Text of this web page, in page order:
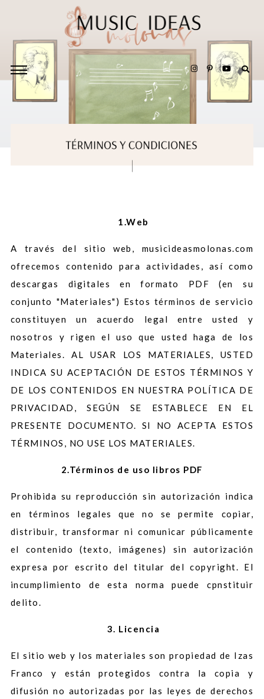
1.Web
A través del sitio web, musicideasmolonas.com
ofrecemos contenido para actividades, así como
descargas digitales en formato PDF (en su
conjunto "Materiales") Estos términos de servicio
constituyen un acuerdo legal entre usted y
nosotros y rigen el uso que usted haga de los
Materiales. AL USAR LOS MATERIALES, USTED
INDICA SU ACEPTACIÓN DE ESTOS TÉRMINOS Y
DE LOS CONTENIDOS EN NUESTRA POLÍTICA DE
PRIVACIDAD, SEGÚN SE ESTABLECE EN EL
PRESENTE DOCUMENTO. SI NO ACEPTA ESTOS
TÉRMINOS, NO USE LOS MATERIALES.
2.Términos de uso libros PDF
Prohibida su reproducción sin autorización indica
en términos legales que no se permite copiar,
distribuir, transformar ni comunicar públicamente
el contenido (texto, imágenes) sin autorización
expresa por escrito del titular del copyright. El
incumplimiento de esta norma puede cpnstituir
delito.
3. Licencia
El sitio web y los materiales son propiedad de Izas
Franco y están protegidos contra la copia y
difusión no autorizadas por las leyes de derechos